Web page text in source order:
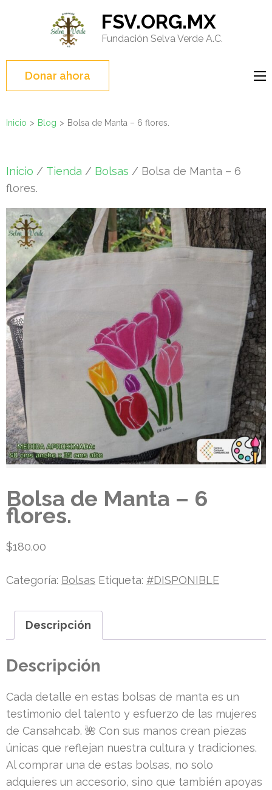
(presione
Entrar)
FSV.ORG.MX
Fundación Selva Verde A.C.
Donar ahora
Inicio > Blog > Bolsa de Manta – 6 flores.
Inicio / Tienda / Bolsas / Bolsa de Manta – 6
flores.
Bolsa de Manta – 6
flores.
$180.00
Categoría: Bolsas Etiqueta: #DISPONIBLE
Descripción
Descripción
Cada detalle en estas bolsas de manta es un
testimonio del talento y esfuerzo de las mujeres
de Cansahcab. 🌺 Con sus manos crean piezas
únicas que reflejan nuestra cultura y tradiciones.
Al comprar una de estas bolsas, no solo
adquieres un accesorio, sino que también apoyas